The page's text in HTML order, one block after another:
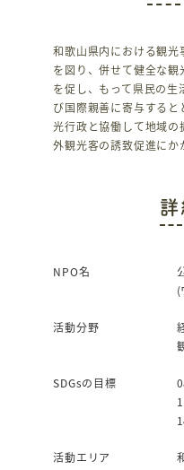
和歌山県内における観
を図り、併せて健全な
を促し、もって県民の生
び国際親善に寄与する
光行政と協働して地域の
外観光客の誘致促進にか
詳
NPO名
(
活動分野
SDGsの目標
活動エリア